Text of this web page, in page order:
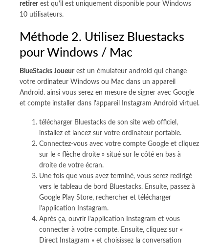
retirer est qu'il est uniquement disponible pour Windows
10 utilisateurs.
Méthode 2. Utilisez Bluestacks
pour Windows / Mac
BlueStacks Joueur est un émulateur android qui change
votre ordinateur Windows ou Mac dans un appareil
Android. ainsi vous serez en mesure de signer avec Google
et compte installer dans l'appareil Instagram Android virtuel.
télécharger Bluestacks de son site web officiel,
installez et lancez sur votre ordinateur portable.
Connectez-vous avec votre compte Google et cliquez
sur le « flèche droite » situé sur le côté en bas à
droite de votre écran.
Une fois que vous avez terminé, vous serez redirigé
vers le tableau de bord Bluestacks. Ensuite, passez à
Google Play Store, rechercher et télécharger
l'application Instagram.
Après ça, ouvrir l'application Instagram et vous
connecter à votre compte. Ensuite, cliquez sur «
Direct Instagram » et choisissez la conversation